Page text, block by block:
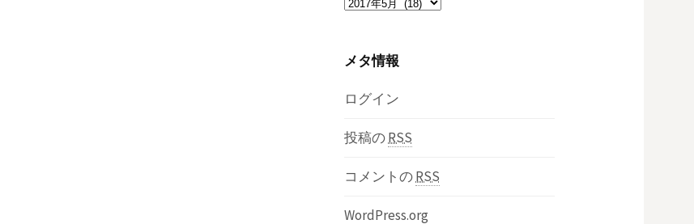
イ
メタ情報
ログイン
投稿のRSS
コメントのRSS
WordPress.org